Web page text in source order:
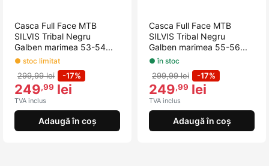
Casca Full Face MTB
SILVIS Tribal Negru
Galben marimea 53-54...
● stoc limitat
299,99 lei -17%
249,99 lei
TVA inclus
Adaugă în coș
Casca Full Face MTB
SILVIS Tribal Negru
Galben marimea 55-56...
● în stoc
299,99 lei -17%
249,99 lei
TVA inclus
Adaugă în coș